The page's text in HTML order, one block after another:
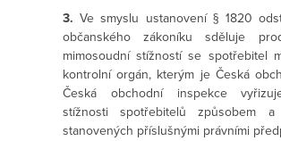
3. Ve smyslu ustanovení § 1820
občanského zákoníku sděluje
mimosoudní stížností se spotřebitel
kontrolní orgán, kterým je Česká
Česká obchodní inspekce
stížnosti spotřebitelů způsobem
stanovených příslušnými právními